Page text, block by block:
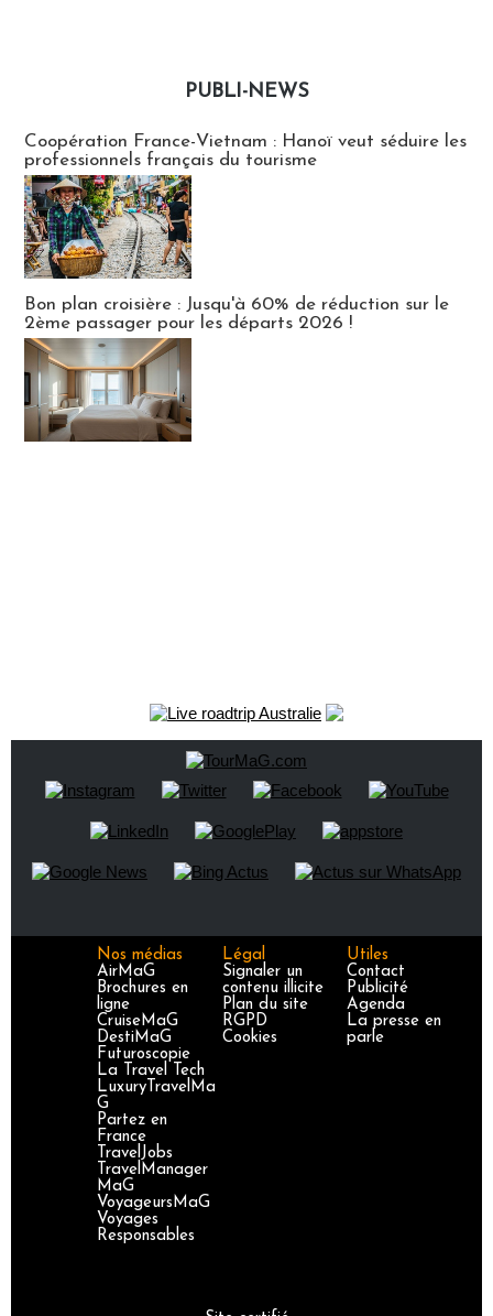
PUBLI-NEWS
Coopération France-Vietnam : Hanoï veut séduire les
professionnels français du tourisme
Bon plan croisière : Jusqu'à 60% de réduction sur le
2ème passager pour les départs 2026 !
Nos médias
AirMaG
Brochures en
ligne
CruiseMaG
DestiMaG
Futuroscopie
La Travel Tech
LuxuryTravelMa
G
Partez en
France
TravelJobs
TravelManager
MaG
VoyageursMaG
Voyages
Responsables
Légal
Signaler un
contenu illicite
Plan du site
RGPD
Cookies
Utiles
Contact
Publicité
Agenda
La presse en
parle